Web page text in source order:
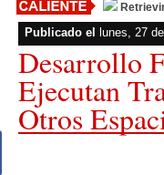
Publicado el lunes, 27
Desarrollo
Ejecutan
Otros